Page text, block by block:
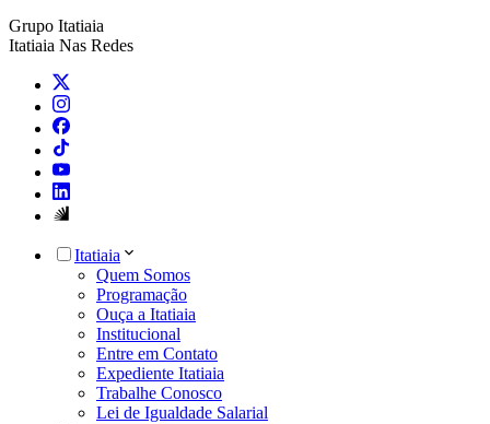
Grupo Itatiaia
Itatiaia Nas Redes
Itatiaia
Quem Somos
Programação
Ouça a Itatiaia
Institucional
Entre em Contato
Expediente Itatiaia
Trabalhe Conosco
Lei de Igualdade Salarial